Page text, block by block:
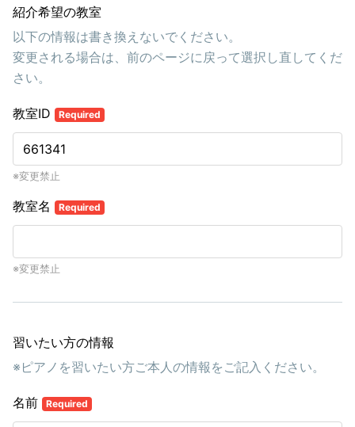
紹介希望の教室
以下の情報は書き換えないでください。
変更される場合は、前のページに戻って選択し直してくだ
さい。
教室ID Required
※変更禁止
教室名 Required
※変更禁止
習いたい方の情報
※ピアノを習いたい方ご本人の情報をご記入ください。
名前 Required